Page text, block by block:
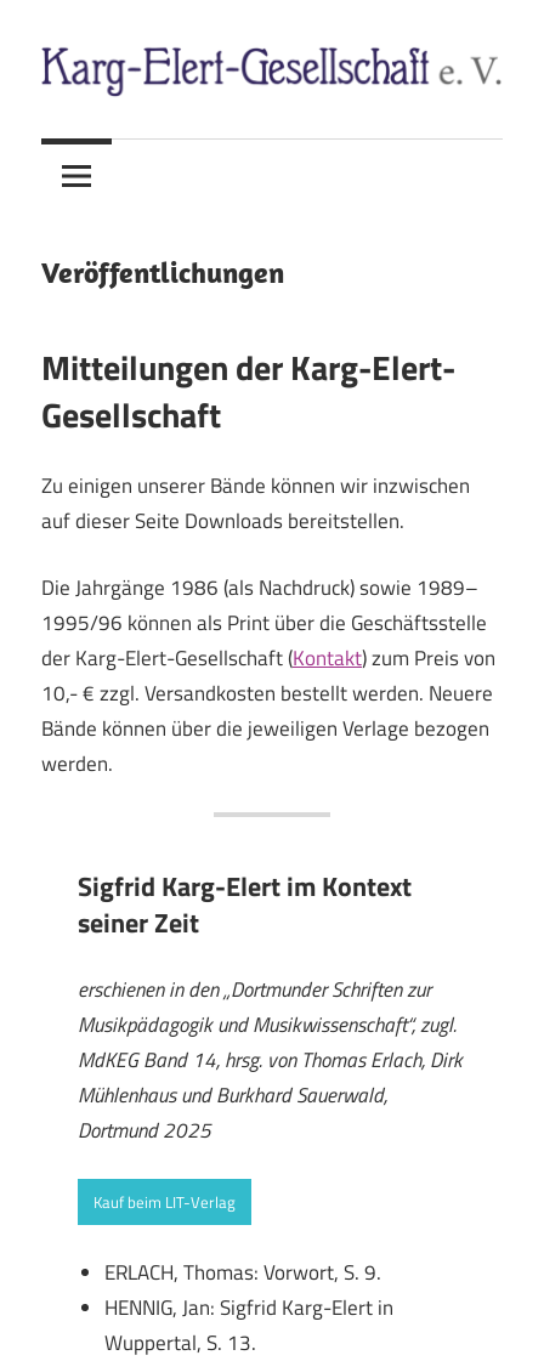
Inhalt
springen
Karg-
Elert-
Gesellschaft
V.
Karg-
Elert
Veröffentlichungen
Mitteilungen der Karg-Elert-
Gesellschaft
Zu einigen unserer Bände können wir inzwischen
auf dieser Seite Downloads bereitstellen.
Die Jahrgänge 1986 (als Nachdruck) sowie 1989–
1995/96 können als Print über die Geschäftsstelle
der Karg-Elert-Gesellschaft (Kontakt) zum Preis von
10,- € zzgl. Versandkosten bestellt werden. Neuere
Bände können über die jeweiligen Verlage bezogen
werden.
Sigfrid Karg-Elert im Kontext
seiner Zeit
erschienen in den „Dortmunder Schriften zur
Musikpädagogik und Musikwissenschaft“, zugl.
MdKEG Band 14, hrsg. von Thomas Erlach, Dirk
Mühlenhaus und Burkhard Sauerwald,
Dortmund 2025
Kauf beim LIT-Verlag
ERLACH, Thomas: Vorwort, S. 9.
HENNIG, Jan: Sigfrid Karg-Elert in
Wuppertal, S. 13.